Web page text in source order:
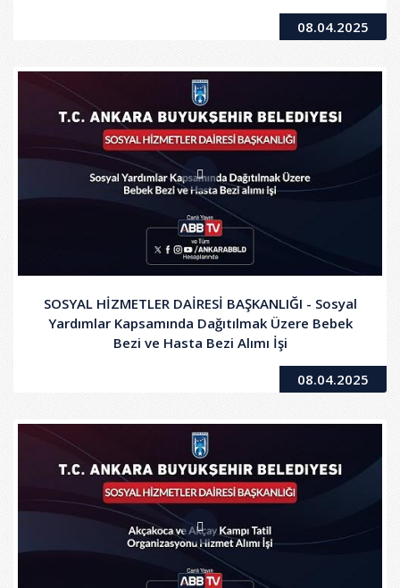
08.04.2025
SOSYAL HİZMETLER DAİRESİ BAŞKANLIĞI - Sosyal
Yardımlar Kapsamında Dağıtılmak Üzere Bebek
Bezi ve Hasta Bezi Alımı İşi
08.04.2025